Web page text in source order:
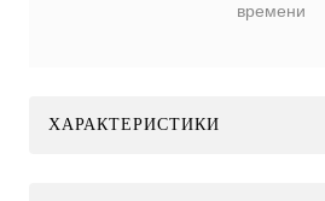
времени
ХАРАКТЕРИСТИКИ